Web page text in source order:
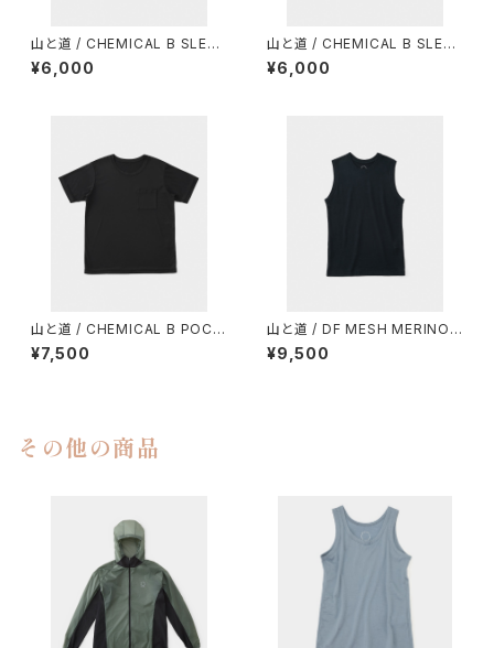
山と道 / CHEMICAL B SLEEV
ELESS（MEN）
¥6,000
山と道 / CHEMICAL B SLEEV
ELESS（WOMEN）
¥6,000
山と道 / CHEMICAL B POCK
ET T-SHIRT（UNISEX）
¥7,500
山と道 / DF MESH MERINO
SLEEVELESS（MEN）
¥9,500
その他の商品